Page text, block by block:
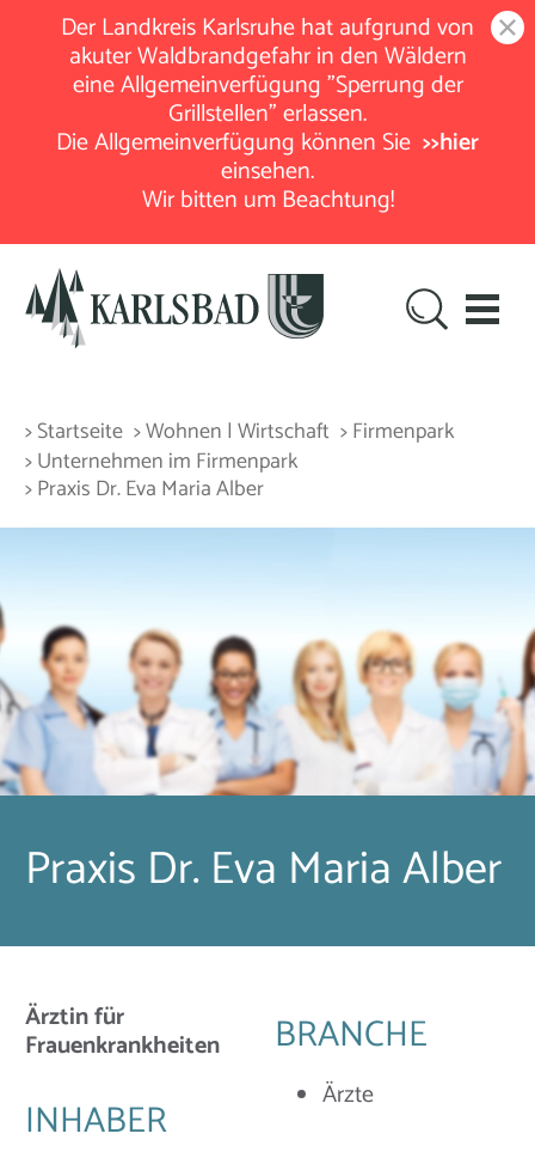
Der Landkreis Karlsruhe hat aufgrund von
akuter Waldbrandgefahr in den Wäldern
eine Allgemeinverfügung "Sperrung der
Grillstellen" erlassen.
Die Allgemeinverfügung können Sie >>hier
einsehen.
Wir bitten um Beachtung!
> Startseite > Wohnen | Wirtschaft > Firmenpark
> Unternehmen im Firmenpark
> Praxis Dr. Eva Maria Alber
Praxis Dr. Eva Maria Alber
Ärztin für
Frauenkrankheiten
INHABER
BRANCHE
Ärzte